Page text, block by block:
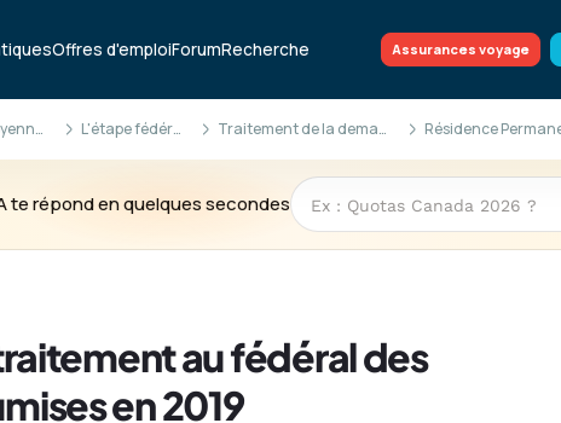
Offres d'emploiForumRecherche Assurances voyage
RP & citoyenneté L'étape fédérale Traitement de la demande
te répond en quelques secondes
au fédéral des
en 2019